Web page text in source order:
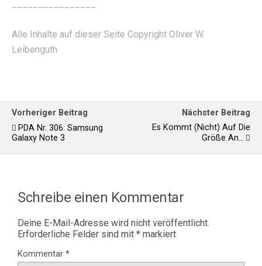
Alle Inhalte auf dieser Seite Copyright Oliver W.
Leibenguth
Vorheriger Beitrag
PDA Nr. 306: Samsung
Galaxy Note 3
Nächster Beitrag
Es Kommt (nicht) Auf Die
Größe An...
Schreibe einen Kommentar
Deine E-Mail-Adresse wird nicht veröffentlicht.
Erforderliche Felder sind mit * markiert
Kommentar *